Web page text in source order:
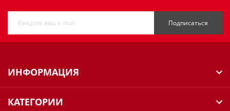
Подписаться
ИНФОРМАЦИЯ
КАТЕГОРИИ